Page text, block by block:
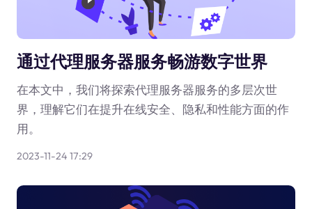
通过代理服务器服务畅游数字世界
在本文中，我们将探索代理服务器服务的多层次世
界，理解它们在提升在线安全、隐私和性能方面的作
用。
2023-11-24 17:29